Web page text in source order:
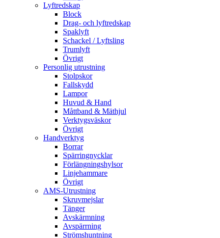
Lyftredskap
Block
Drag- och lyftredskap
Spaklyft
Schackel / Lyftsling
Trumlyft
Övrigt
Personlig utrustning
Stolpskor
Fallskydd
Lampor
Huvud & Hand
Måttband & Mäthjul
Verktygsväskor
Övrigt
Handverktyg
Borrar
Spärringnycklar
Förlängningshylsor
Linjehammare
Övrigt
AMS-Utrustning
Skruvmejslar
Tänger
Avskärmning
Avspärrning
Strömshuntning